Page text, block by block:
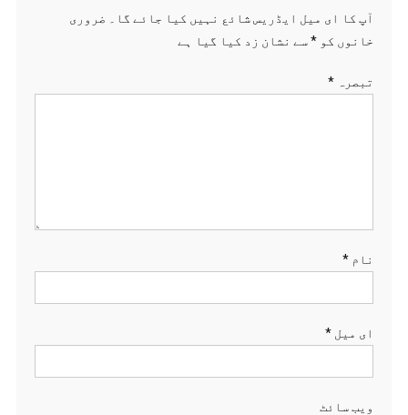
آپ کا ای میل ایڈریس شائع نہیں کیا جائے گا۔
ضروری
خانوں کو *سے نشان زد کیا گیا ہے
تبصرہ *
نام *
ای میل *
ویب‌ سائٹ